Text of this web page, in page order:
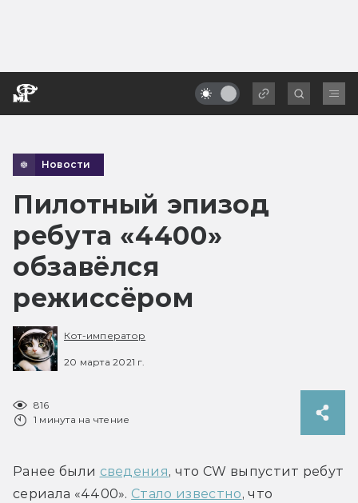
Новости
Пилотный эпизод
ребута «4400»
обзавёлся
режиссёром
Кот-император
20 марта 2021 г.
816
1 минута на чтение
Ранее были сведения, что CW выпустит ребут
сериала «4400». Стало известно, что